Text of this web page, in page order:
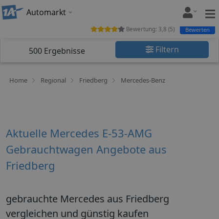
Automarkt
500 Ergebnisse Filtern
Home Regional Friedberg Mercedes-Benz
Bewertung: 3,8 (5) Bewerten
Aktuelle Mercedes E-53-AMG
Gebrauchtwagen Angebote aus
Friedberg
gebrauchte Mercedes aus Friedberg
vergleichen und günstig kaufen